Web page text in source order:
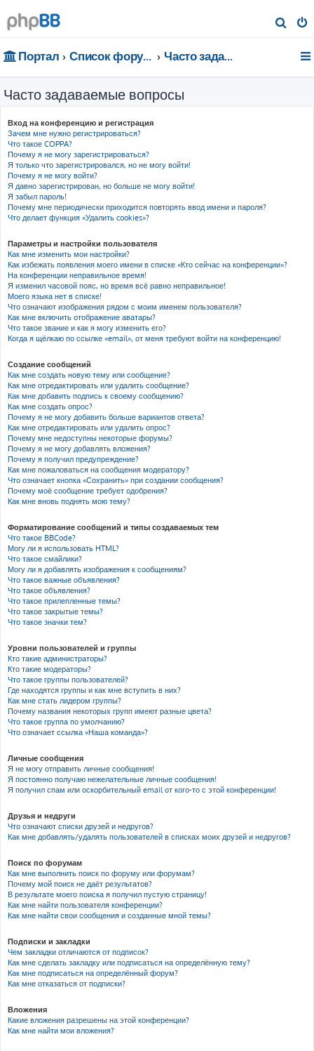
о
Портал Список форумов Часто задаваемые вопросы
Часто задаваемые вопросы
Вход на конференцию и регистрация
Зачем мне нужно регистрироваться?
Что такое COPPA?
Почему я не могу зарегистрироваться?
Я только что зарегистрировался, но не могу войти!
Почему я не могу войти?
Я давно зарегистрирован, но больше не могу войти!
Я забыл пароль!
Почему мне периодически приходится повторять ввод имени и пароля?
Что делает функция «Удалить cookies»?
Параметры и настройки пользователя
Как мне изменить мои настройки?
Как избежать появления моего имени в списке «Кто сейчас на конференции»?
На конференции неправильное время!
Я изменил часовой пояс, но время всё равно неправильное!
Моего языка нет в списке!
Что означают изображения рядом с моим именем пользователя?
Как мне включить отображение аватары?
Что такое звание и как я могу изменить его?
Когда я щёлкаю по ссылке «email», от меня требуют войти на конференцию!
Создание сообщений
Как мне создать новую тему или сообщение?
Как мне отредактировать или удалить сообщение?
Как мне добавить подпись к своему сообщению?
Как мне создать опрос?
Почему я не могу добавить больше вариантов ответа?
Как мне отредактировать или удалить опрос?
Почему мне недоступны некоторые форумы?
Почему я не могу добавлять вложения?
Почему я получил предупреждение?
Как мне пожаловаться на сообщения модератору?
Что означает кнопка «Сохранить» при создании сообщения?
Почему моё сообщение требует одобрения?
Как мне вновь поднять мою тему?
Форматирование сообщений и типы создаваемых тем
Что такое BBCode?
Могу ли я использовать HTML?
Что такое смайлики?
Могу ли я добавлять изображения к сообщениям?
Что такое важные объявления?
Что такое объявления?
Что такое прилепленные темы?
Что такое закрытые темы?
Что такое значки тем?
Уровни пользователей и группы
Кто такие администраторы?
Кто такие модераторы?
Что такое группы пользователей?
Где находятся группы и как мне вступить в них?
Как мне стать лидером группы?
Почему названия некоторых групп имеют разные цвета?
Что такое группа по умолчанию?
Что означает ссылка «Наша команда»?
Личные сообщения
Я не могу отправить личные сообщения!
Я постоянно получаю нежелательные личные сообщения!
Я получил спам или оскорбительный email от кого-то с этой конференции!
Друзья и недруги
Что означают списки друзей и недругов?
Как мне добавлять/удалять пользователей в списках моих друзей и недругов?
Поиск по форумам
Как мне выполнить поиск по форуму или форумам?
Почему мой поиск не даёт результатов?
В результате моего поиска я получил пустую страницу!
Как мне найти пользователя конференции?
Как мне найти свои сообщения и созданные мной темы?
Подписки и закладки
Чем закладки отличаются от подписок?
Как мне сделать закладку или подписаться на определённую тему?
Как мне подписаться на определённый форум?
Как мне отказаться от подписки?
Вложения
Какие вложения разрешены на этой конференции?
Как мне найти мои вложения?